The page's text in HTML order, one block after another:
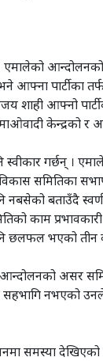
एमालेको
पार्टीका
आफ्नो
गर्छन् ।
समितिका
बताउँदै
काम
भएको तीन
आन्दोलनको
नभएको
समस्या